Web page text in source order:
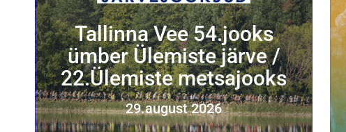
Tallinna Vee 54.jooks
ümber Ülemiste järve /
22.Ülemiste metsajooks
29.august 2026